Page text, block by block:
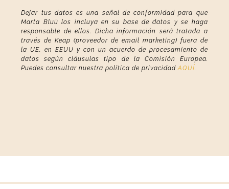
Dejar tus datos es una señal de conformidad para que
Marta Bluü los incluya en su base de datos y se haga
responsable de ellos. Dicha información será tratada a
través de Keap (proveedor de email marketing) fuera de
la UE, en EEUU y con un acuerdo de procesamiento de
datos según cláusulas tipo de la Comisión Europea.
Puedes consultar nuestra política de privacidadAQUÍ.